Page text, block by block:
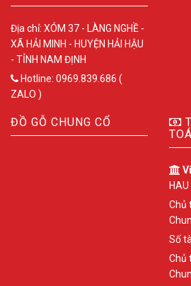
Địa chỉ: XÓM 37 - LÀNG NGHỀ -
XÃ HẢI MINH - HUYỆN HẢI HẬU
- TỈNH NAM ĐỊNH
Hotline: 0969.839.686 (
ZALO )
ĐỒ GỖ CHUNG CỔ
HAU
Chủ
Số
Chủ